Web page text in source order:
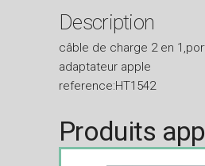
Description
câble de charge 2 en
adaptateur apple
reference:HT1542
Produits